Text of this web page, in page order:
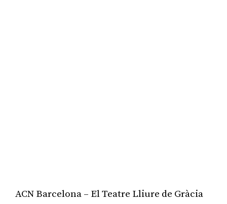
ACN Barcelona – El Teatre Lliure de Gràcia